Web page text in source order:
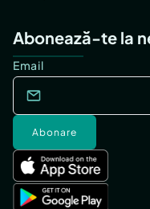
Abonează-te la
Email
Abonare